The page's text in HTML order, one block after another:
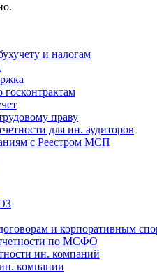
и налогам
госконтрактам
праву
для ин. аудиторов
с Реестром МСП
и корпоративным
по МСФО
ин. компаний
компании